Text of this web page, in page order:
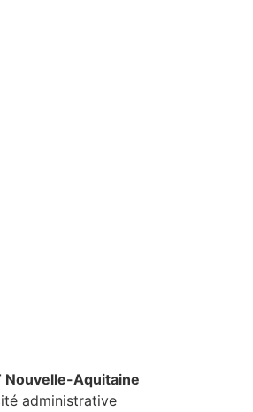
Nouvelle-Aquitaine
administrative